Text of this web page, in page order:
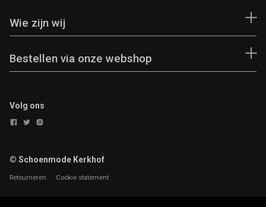
Wie zijn wij
Bestellen via onze webshop
Volg ons
© Schoenmode Kerkhof
Retourneren Cookie statement